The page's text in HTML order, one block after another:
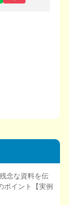
念な資料を伝
ポイント【実例